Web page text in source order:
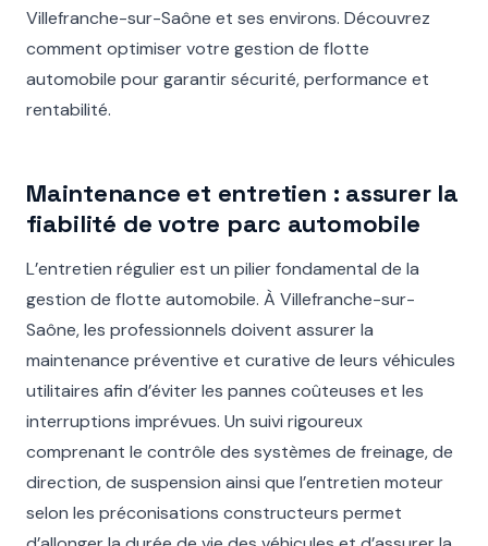
Villefranche-sur-Saône et ses environs. Découvrez
comment optimiser votre gestion de flotte
automobile pour garantir sécurité, performance et
rentabilité.
Maintenance et entretien : assurer la
fiabilité de votre parc automobile
L’entretien régulier est un pilier fondamental de la
gestion de flotte automobile. À Villefranche-sur-
Saône, les professionnels doivent assurer la
maintenance préventive et curative de leurs véhicules
utilitaires afin d’éviter les pannes coûteuses et les
interruptions imprévues. Un suivi rigoureux
comprenant le contrôle des systèmes de freinage, de
direction, de suspension ainsi que l’entretien moteur
selon les préconisations constructeurs permet